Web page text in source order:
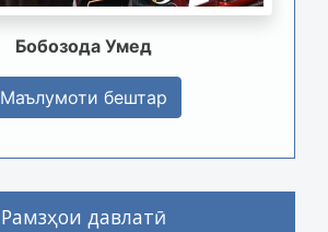
Бобозода Умед
Маълумоти бештар
Рамзҳои давлатӣ